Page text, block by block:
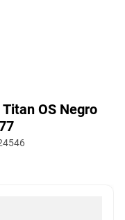
OS Negro